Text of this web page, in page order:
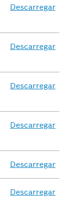
Descarregar
Descarregar
Descarregar
Descarregar
Descarregar
Descarregar